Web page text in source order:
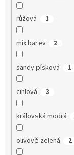
růžová 1
mix barev 2
sandy písková 1
cihlová 3
královská modrá
olivově zelená 2